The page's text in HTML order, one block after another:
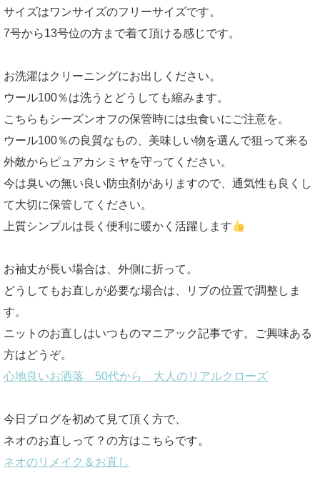
サイズはワンサイズのフリーサイズです。
7号から13号位の方まで着て頂ける感じです。
お洗濯はクリーニングにお出しください。
ウール100％は洗うとどうしても縮みます。
こちらもシーズンオフの保管時には虫食いにご注意を。
ウール100％の良質なもの、美味しい物を選んで狙って来る
外敵からピュアカシミヤを守ってください。
今は臭いの無い良い防虫剤がありますので、通気性も良くし
て大切に保管してください。
上質シンプルは長く便利に暖かく活躍します
お袖丈が長い場合は、外側に折って。
どうしてもお直しが必要な場合は、リブの位置で調整しま
す。
ニットのお直しはいつものマニアック記事です。ご興味ある
方はどうぞ。
心地良いお洒落 50代から 大人のリアルクローズ
今日ブログを初めて見て頂く方で、
ネオのお直しって？の方はこちらです。
ネオのリメイク＆お直し